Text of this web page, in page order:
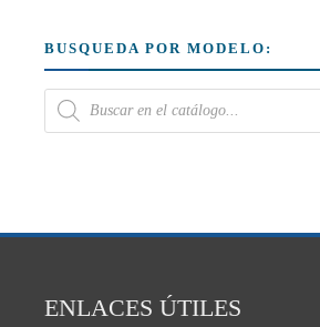
BUSQUEDA POR MODELO:
ENLACES ÚTILES